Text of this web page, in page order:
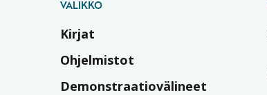
VALIKKO
Kirjat
Ohjelmistot
Demonstraatiovälineet